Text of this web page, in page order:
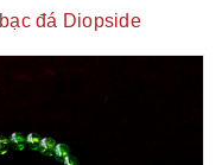
đá Diopside